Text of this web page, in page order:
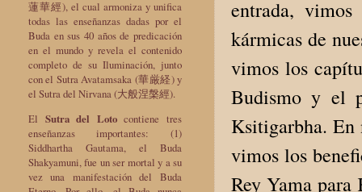
entrada,
kármicas de
vimos los
Budismo y el
Ksitigarbha. En
vimos los
Rey Yama
蓮華經), el cual armoniza y unifica
todas las enseñanzas dadas por el
Buda en sus 40 años de predicación
en el mundo y revela el contenido
completo de su Iluminación, junto
con el Sutra Avatamsaka (華厳経) y
el Sutra del Nirvana (大般涅槃經).
El Sutra del Lotocontiene tres
enseñanzas importantes: (1)
Siddhartha Gautama, el Buda
Shakyamuni, fue un ser mortal y a su
vez una manifestación del Buda